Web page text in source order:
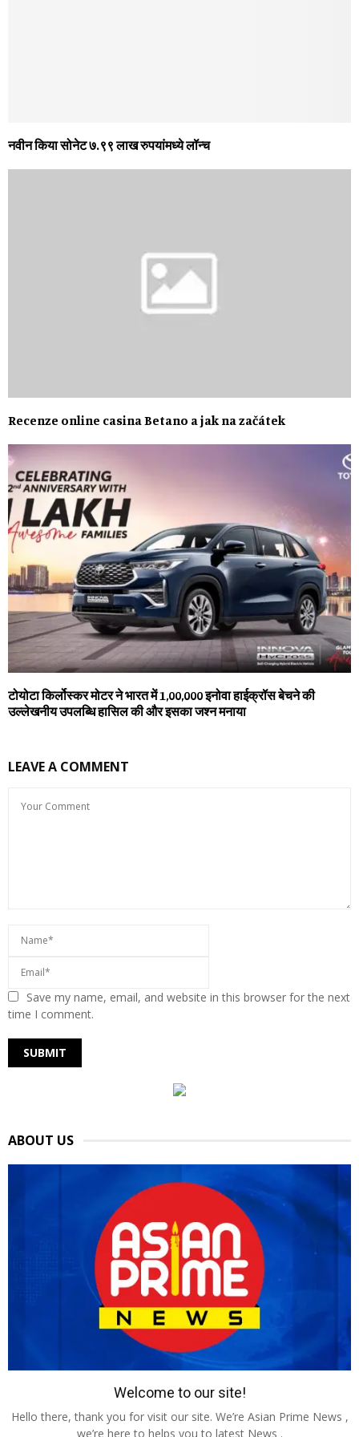
नवीन किया सोनेट ७.९९ लाख रुपयांमध्ये लॉन्च
Recenze online casina Betano a jak na začátek
टोयोटा किर्लोस्कर मोटर ने भारत में 1,00,000 इनोवा हाईक्रॉस बेचने की
उल्लेखनीय उपलब्धि हासिल की और इसका जश्न मनाया
LEAVE A COMMENT
Save my name, email, and website in this browser for the next
time I comment.
ABOUT US
Welcome to our site!
Hello there, thank you for visit our site. We’re Asian Prime News ,
we’re here to helps you to latest News .